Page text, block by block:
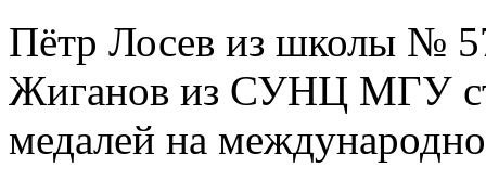
Пётр Лосев из школы №
Жиганов из СУНЦ МГУ
медалей на